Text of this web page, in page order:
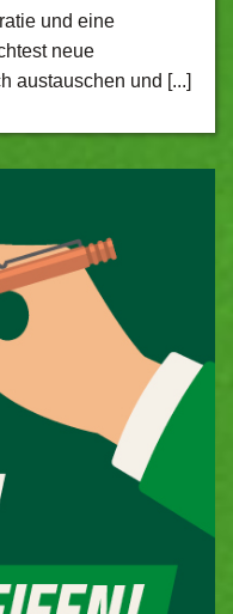
und eine
neue
austauschen und [...]